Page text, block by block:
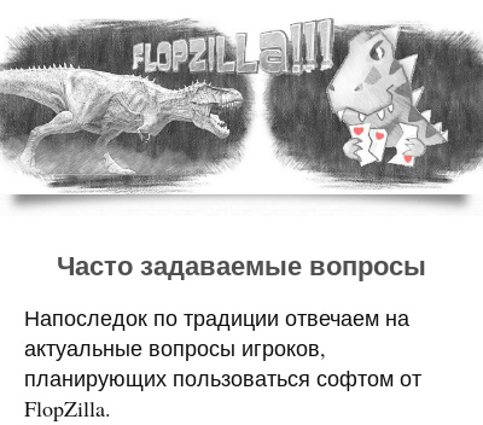
Часто задаваемые вопросы
Напоследок по традиции отвечаем на
актуальные вопросы игроков,
планирующих пользоваться софтом от
FlopZilla.